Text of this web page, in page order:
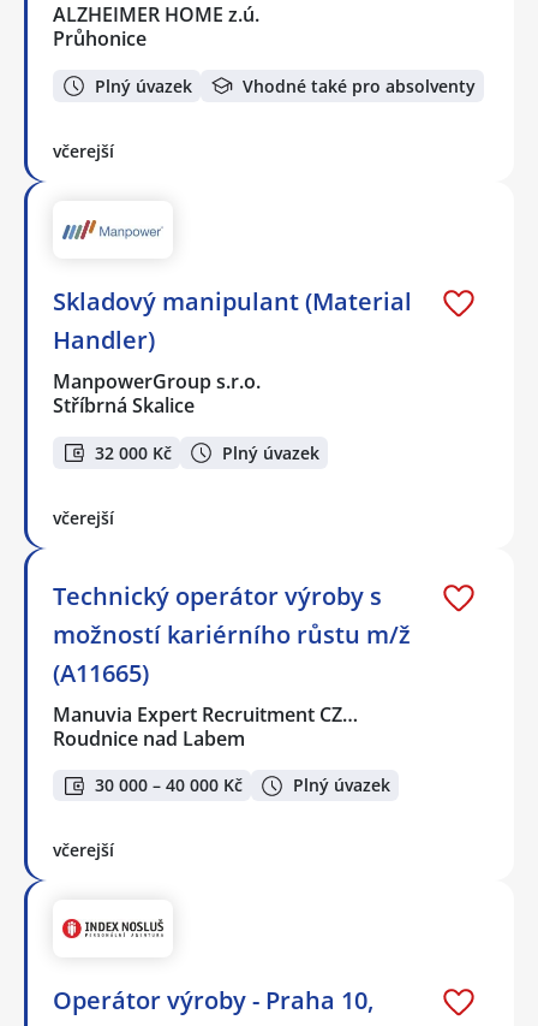
ALZHEIMER HOME z.ú.
Průhonice
Plný úvazek Vhodné také pro absolventy
včerejší
Skladový manipulant (Material
Handler)
ManpowerGroup s.r.o.
Stříbrná Skalice
32 000 Kč Plný úvazek
včerejší
Technický operátor výroby s
možností kariérního růstu m/ž
(A11665)
Manuvia Expert Recruitment CZ…
Roudnice nad Labem
30 000 – 40 000 Kč Plný úvazek
včerejší
Operátor výroby - Praha 10,